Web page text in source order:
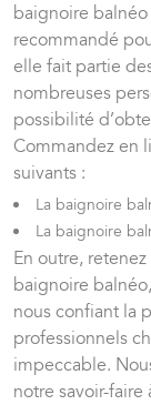
baignoire balnéo
recommandé
elle fait partie
nombreuses
possibilité
Commandez en
suivants :
La baignoire
La baignoire
En outre,
baignoire
nous confiant la
professionnels
impeccable.
notre savoir-